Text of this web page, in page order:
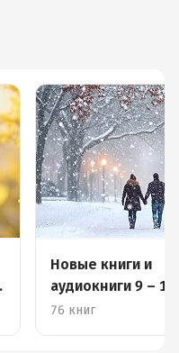
Новые книги и
аудиокниги 9 – 15
февраля
76 книг